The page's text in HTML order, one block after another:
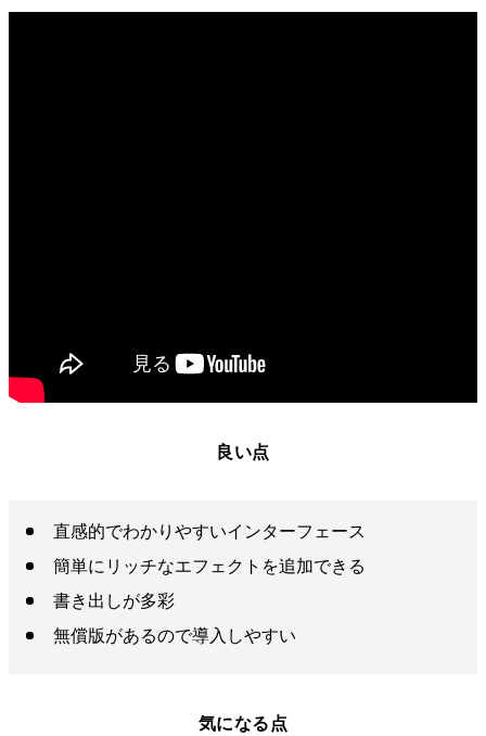
良い点
直感的でわかりやすいインターフェース
簡単にリッチなエフェクトを追加できる
書き出しが多彩
無償版があるので導入しやすい
気になる点